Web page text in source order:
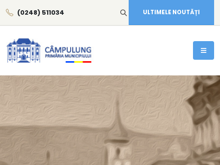
(0248) 511034 ULTIMELE NOUTĂȚI